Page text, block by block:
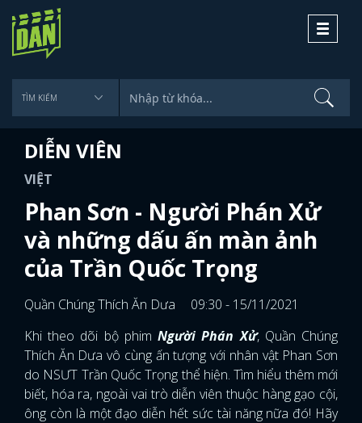
Toggle
DIỄN VIÊN
VIỆT
Phan Sơn - Người Phán Xử
và những dấu ấn màn ảnh
của Trần Quốc Trọng
Quần Chúng Thích Ăn Dưa
09:30 - 15/11/2021
Khi theo dõi bộ phimNgười Phán Xử, Quần Chúng
Thích Ăn Dưa vô cùng ấn tượng với nhân vật Phan Sơn
do NSƯT Trần Quốc Trọng thể hiện. Tìm hiểu thêm mới
biết, hóa ra, ngoài vai trò diễn viên thuộc hàng gạo cội,
ông còn là một đạo diễn hết sức tài năng nữa đó! Hãy